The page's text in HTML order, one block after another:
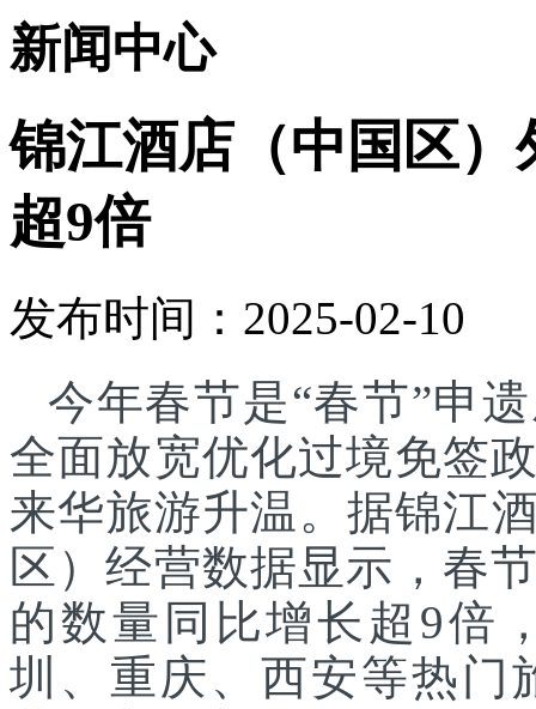
新闻中心
锦江酒店（中国区
超9倍
发布时间：2025-02-10
今年春节是“春节”申
全面放宽优化过境免签
来华旅游升温。据锦江
区）经营数据显示，春
的数量同比增长超9倍
圳、重庆、西安等热门